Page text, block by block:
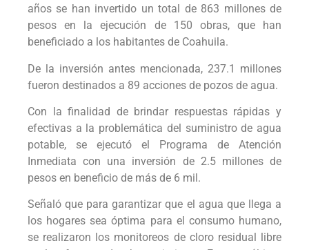
años se han invertido un total de 863 millones de
pesos en la ejecución de 150 obras, que han
beneficiado a los habitantes de Coahuila.
De la inversión antes mencionada, 237.1 millones
fueron destinados a 89 acciones de pozos de agua.
Con la finalidad de brindar respuestas rápidas y
efectivas a la problemática del suministro de agua
potable, se ejecutó el Programa de Atención
Inmediata con una inversión de 2.5 millones de
pesos en beneficio de más de 6 mil.
Señaló que para garantizar que el agua que llega a
los hogares sea óptima para el consumo humano,
se realizaron los monitoreos de cloro residual libre